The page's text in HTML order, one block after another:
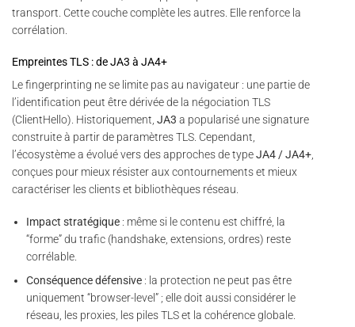
transport. Cette couche complète les autres. Elle renforce la
corrélation.
Empreintes TLS : de JA3 à JA4+
Le fingerprinting ne se limite pas au navigateur : une partie de
l’identification peut être dérivée de la négociation TLS
(ClientHello). Historiquement, JA3 a popularisé une signature
construite à partir de paramètres TLS. Cependant,
l’écosystème a évolué vers des approches de typeJA4 / JA4+,
conçues pour mieux résister aux contournements et mieux
caractériser les clients et bibliothèques réseau.
Impact stratégique : même si le contenu est chiffré, la
“forme” du trafic (handshake, extensions, ordres) reste
corrélable.
Conséquence défensive : la protection ne peut pas être
uniquement “browser-level” ; elle doit aussi considérer le
réseau, les proxies, les piles TLS et la cohérence globale.